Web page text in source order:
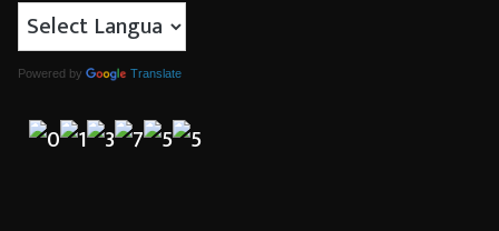
Powered by Translate